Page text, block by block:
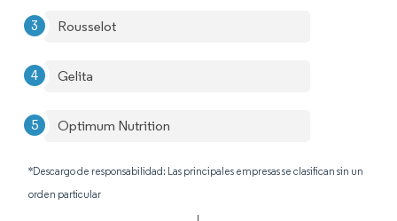
Rousselot
Gelita
Optimum Nutrition
*Descargo de responsabilidad: Las principales empresas se clasifican sin un
orden particular